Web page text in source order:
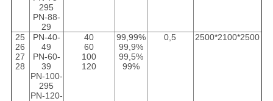
295
PN-88-
29
25
26
27
28
PN-40-
49
PN-60-
39
PN-100-
295
PN-120-
40
60
100
120
99,99%
99,9%
99,5%
99%
0,5 2500*2100*2500